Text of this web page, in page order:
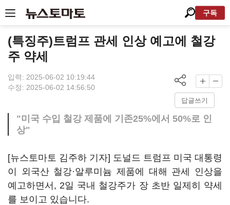
구독
(특징주)트럼프 관세 인상 예고에 철강
주 약세
입력: 2025-06-02 10:19:44
수정: 2025-06-02 14:56:50
답글쓰기
"미국 수입 철강 제품에 기존25%에서 50%로 인
상"
[뉴스토마토 김주하 기자] 도널드 트럼프 미국 대통령
이 외국산 철강·알루미늄 제품에 대해 관세 인상을
예고하면서, 2일 국내 철강주가 장 초반 일제히 약세
를 보이고 있습니다.